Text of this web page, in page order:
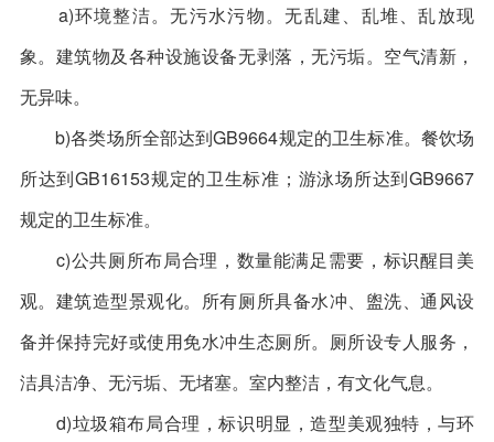
a)环境整洁。无污水污物。无乱建、乱堆、乱放现
象。建筑物及各种设施设备无剥落，无污垢。空气清新，
无异味。
b)各类场所全部达到GB9664规定的卫生标准。餐饮场
所达到GB16153规定的卫生标准；游泳场所达到GB9667
规定的卫生标准。
c)公共厕所布局合理，数量能满足需要，标识醒目美
观。建筑造型景观化。所有厕所具备水冲、盥洗、通风设
备并保持完好或使用免水冲生态厕所。厕所设专人服务，
洁具洁净、无污垢、无堵塞。室内整洁，有文化气息。
d)垃圾箱布局合理，标识明显，造型美观独特，与环